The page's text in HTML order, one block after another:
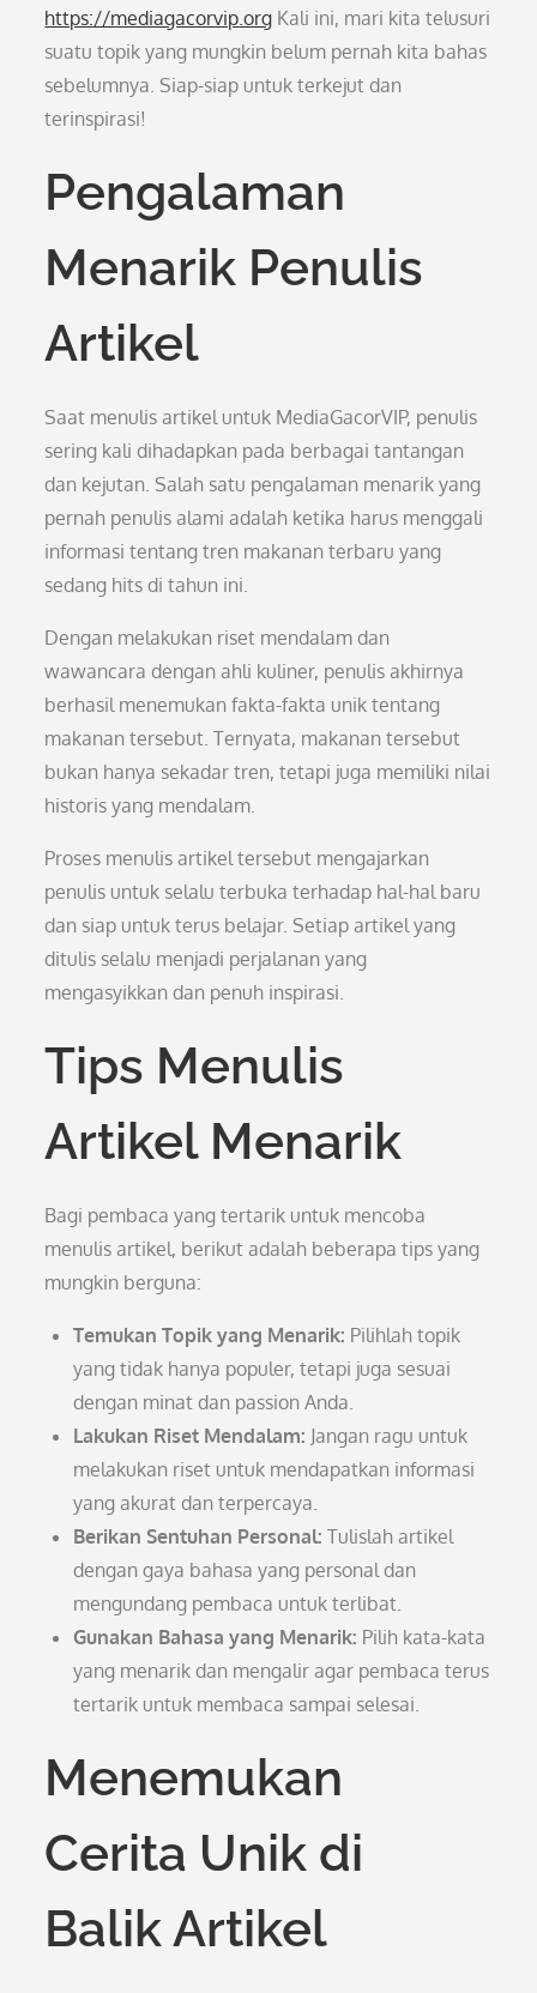
https://mediagacorvip.org Kali ini, mari kita telusuri
suatu topik yang mungkin belum pernah kita bahas
sebelumnya. Siap-siap untuk terkejut dan
terinspirasi!
Pengalaman
Menarik Penulis
Artikel
Saat menulis artikel untuk MediaGacorVIP, penulis
sering kali dihadapkan pada berbagai tantangan
dan kejutan. Salah satu pengalaman menarik yang
pernah penulis alami adalah ketika harus menggali
informasi tentang tren makanan terbaru yang
sedang hits di tahun ini.
Dengan melakukan riset mendalam dan
wawancara dengan ahli kuliner, penulis akhirnya
berhasil menemukan fakta-fakta unik tentang
makanan tersebut. Ternyata, makanan tersebut
bukan hanya sekadar tren, tetapi juga memiliki nilai
historis yang mendalam.
Proses menulis artikel tersebut mengajarkan
penulis untuk selalu terbuka terhadap hal-hal baru
dan siap untuk terus belajar. Setiap artikel yang
ditulis selalu menjadi perjalanan yang
mengasyikkan dan penuh inspirasi.
Tips Menulis
Artikel Menarik
Bagi pembaca yang tertarik untuk mencoba
menulis artikel, berikut adalah beberapa tips yang
mungkin berguna:
Temukan Topik yang Menarik: Pilihlah topik
yang tidak hanya populer, tetapi juga sesuai
dengan minat dan passion Anda.
Lakukan Riset Mendalam: Jangan ragu untuk
melakukan riset untuk mendapatkan informasi
yang akurat dan terpercaya.
Berikan Sentuhan Personal: Tulislah artikel
dengan gaya bahasa yang personal dan
mengundang pembaca untuk terlibat.
Gunakan Bahasa yang Menarik: Pilih kata-kata
yang menarik dan mengalir agar pembaca terus
tertarik untuk membaca sampai selesai.
Menemukan
Cerita Unik di
Balik Artikel